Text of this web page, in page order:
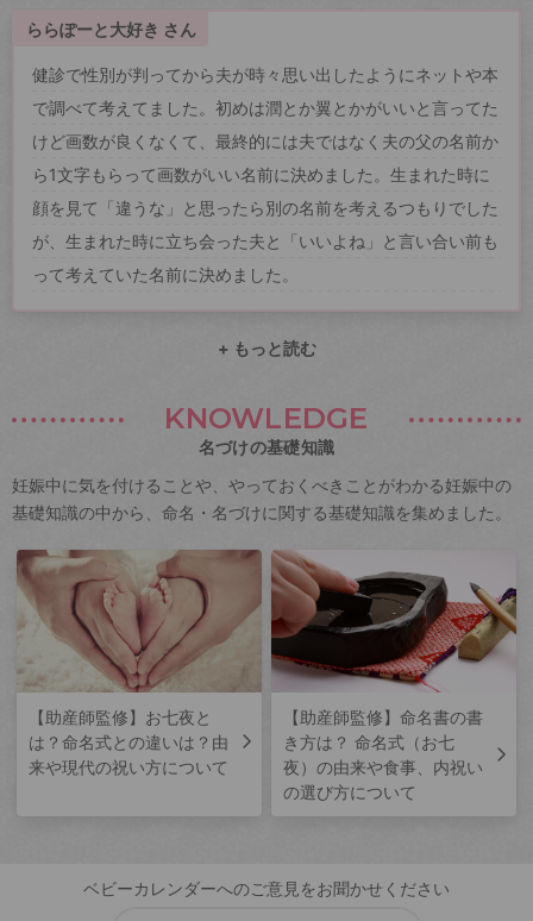
ららぽーと大好き さん
健診で性別が判ってから夫が時々思い出したようにネットや本
で調べて考えてました。初めは潤とか翼とかがいいと言ってた
けど画数が良くなくて、最終的には夫ではなく夫の父の名前か
ら1文字もらって画数がいい名前に決めました。生まれた時に
顔を見て「違うな」と思ったら別の名前を考えるつもりでした
が、生まれた時に立ち会った夫と「いいよね」と言い合い前も
って考えていた名前に決めました。
+ もっと読む
KNOWLEDGE
名づけの基礎知識
妊娠中に気を付けることや、やっておくべきことがわかる妊娠中の
基礎知識の中から、命名・名づけに関する基礎知識を集めました。
【助産師監修】お七夜と
は？命名式との違いは？由
来や現代の祝い方について
【助産師監修】命名書の書
き方は？ 命名式（お七
夜）の由来や食事、内祝い
の選び方について
ベビーカレンダーへのご意見をお聞かせください